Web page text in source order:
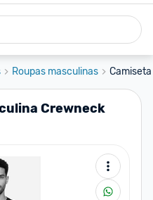
Roupas masculinas
Crewneck